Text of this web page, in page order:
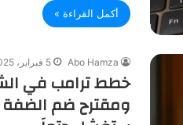
أكمل القراءة »
Abo Hamza 5 فبراير، 2025
خطط ترامب في
ومقترح ضم الضفة